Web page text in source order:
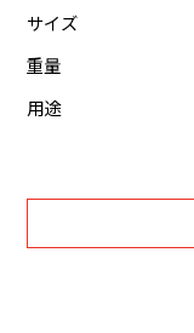
サイズ
重量
用途